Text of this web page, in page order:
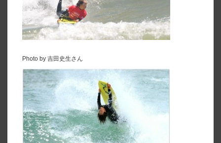
Photo by 吉田史生さん